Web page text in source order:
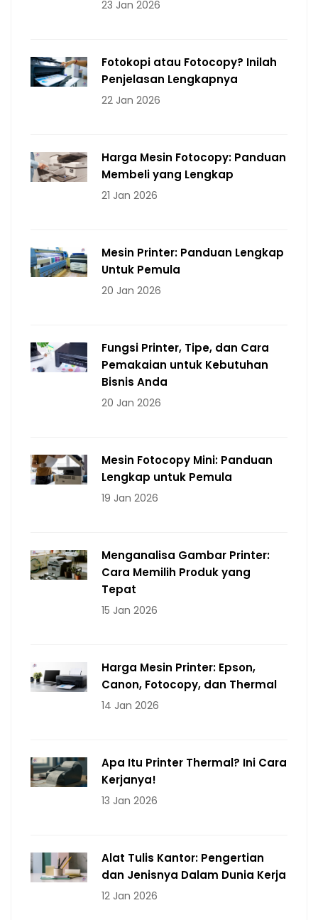
23 Jan 2026
Fotokopi atau Fotocopy? Inilah
Penjelasan Lengkapnya
22 Jan 2026
Harga Mesin Fotocopy: Panduan
Membeli yang Lengkap
21 Jan 2026
Mesin Printer: Panduan Lengkap
Untuk Pemula
20 Jan 2026
Fungsi Printer, Tipe, dan Cara
Pemakaian untuk Kebutuhan
Bisnis Anda
20 Jan 2026
Mesin Fotocopy Mini: Panduan
Lengkap untuk Pemula
19 Jan 2026
Menganalisa Gambar Printer:
Cara Memilih Produk yang
Tepat
15 Jan 2026
Harga Mesin Printer: Epson,
Canon, Fotocopy, dan Thermal
14 Jan 2026
Apa Itu Printer Thermal? Ini Cara
Kerjanya!
13 Jan 2026
Alat Tulis Kantor: Pengertian
dan Jenisnya Dalam Dunia Kerja
12 Jan 2026